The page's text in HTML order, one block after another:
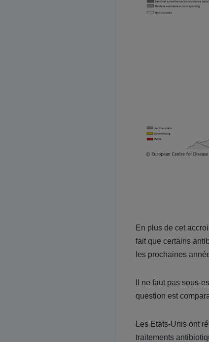
En plus de cet
fait que certains
les prochaines
Il ne faut pas sous-
question est
Les Etats-Unis ont
traitements